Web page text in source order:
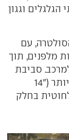
וגגון
עם
מלפנים, תוך
סביבת
הנהג עברה עדכון עם מסך מגע גדול יותר ("14
אלחוטית בחלק